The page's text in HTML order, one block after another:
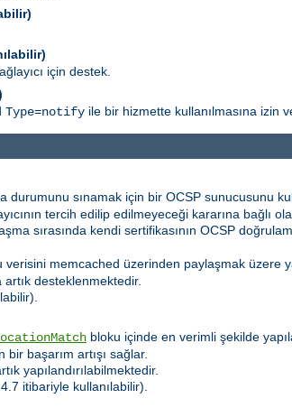
için destek.
Type=notify ile bir hizmette kullanılmasına izin
durumunu sınamak için bir OCSP sunucusunu
tercih edilip edilmeyeceği kararına bağlı
sırasında kendi sertifikasının OCSP
memcached üzerinden paylaşmak üzere
desteklenmektedir.
bloku içinde en verimli şekilde
başarım artışı sağlar.
yapılandırılabilmektedir.
itibariyle kullanılabilir).